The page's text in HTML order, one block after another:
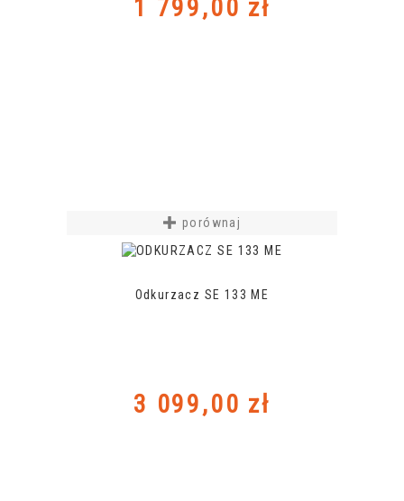
Cena
1 799,00 zł
porównaj
Odkurzacz SE 133 ME
Cena
3 099,00 zł